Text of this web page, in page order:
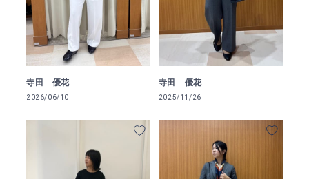
寺田 優花
2026/06/10
寺田 優花
2025/11/26